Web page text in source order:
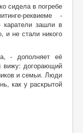
сидела в погребе
реквиеме -
зашли в
и не стали никого
- дополняет её
вижу: догорающий
и семьи. Люди
как у раскрытой